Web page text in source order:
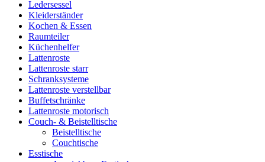
Ledersessel
Kleiderständer
Kochen & Essen
Raumteiler
Küchenhelfer
Lattenroste
Lattenroste starr
Schranksysteme
Lattenroste verstellbar
Buffetschränke
Lattenroste motorisch
Couch- & Beistelltische
Beistelltische
Couchtische
Esstische